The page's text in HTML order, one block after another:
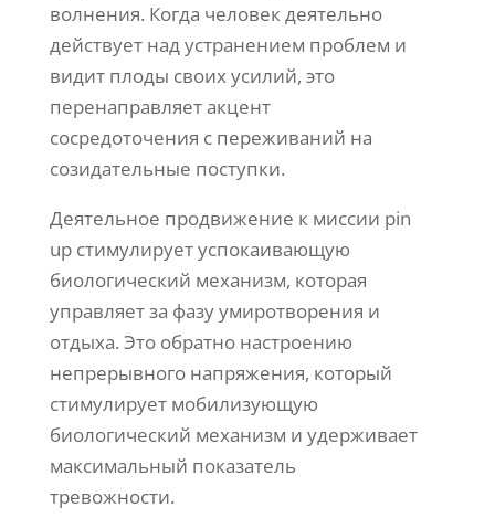
волнения. Когда человек деятельно
действует над устранением проблем и
видит плоды своих усилий, это
перенаправляет акцент
сосредоточения с переживаний на
созидательные поступки.
Деятельное продвижение к миссии pin
up стимулирует успокаивающую
биологический механизм, которая
управляет за фазу умиротворения и
отдыха. Это обратно настроению
непрерывного напряжения, который
стимулирует мобилизующую
биологический механизм и удерживает
максимальный показатель
тревожности.